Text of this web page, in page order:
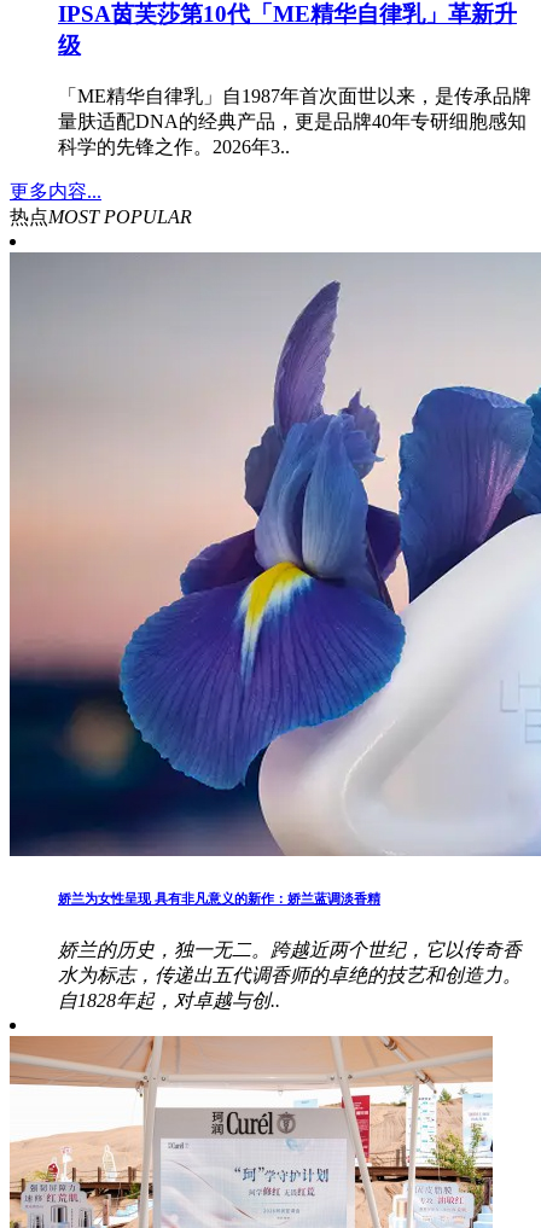
IPSA茵芙莎第10代「ME精华自律乳」革新升
级
「ME精华自律乳」自1987年首次面世以来，是传承品牌
量肤适配DNA的经典产品，更是品牌40年专研细胞感知
科学的先锋之作。2026年3..
更多内容...
热点MOST POPULAR
娇兰为女性呈现 具有非凡意义的新作：娇兰蓝调淡香精
娇兰的历史，独一无二。跨越近两个世纪，它以传奇香
水为标志，传递出五代调香师的卓绝的技艺和创造力。
自1828年起，对卓越与创..